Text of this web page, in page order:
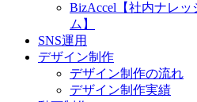
BizAccel【社内ナレ
ム】
SNS運用
デザイン制作
デザイン制作の流れ
デザイン制作実績